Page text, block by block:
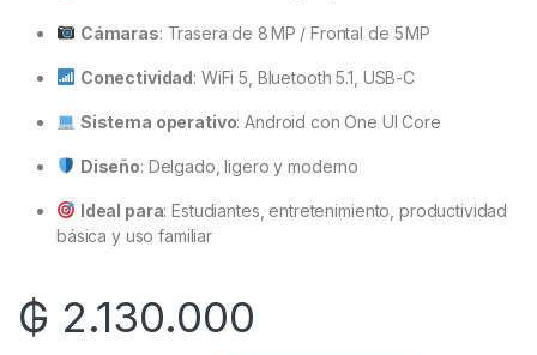
Cámaras: Trasera de 8 MP / Frontal de 5 MP
Conectividad: WiFi 5, Bluetooth 5.1, USB-C
Sistema operativo: Android con One UI Core
Diseño: Delgado, ligero y moderno
Ideal para: Estudiantes, entretenimiento, productividad
básica y uso familiar
₲ 2.130.000